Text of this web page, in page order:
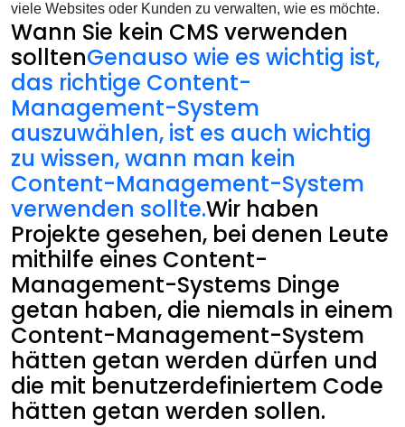
viele Websites oder Kunden zu verwalten, wie es möchte.
Wann Sie kein CMS verwenden
solltenGenauso wie es wichtig ist,
das richtige Content-
Management-System
auszuwählen, ist es auch wichtig
zu wissen, wann man kein
Content-Management-System
verwenden sollte.Wir haben
Projekte gesehen, bei denen Leute
mithilfe eines Content-
Management-Systems Dinge
getan haben, die niemals in einem
Content-Management-System
hätten getan werden dürfen und
die mit benutzerdefiniertem Code
hätten getan werden sollen.